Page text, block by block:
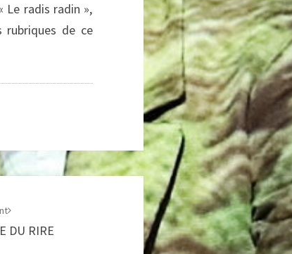
Le radis radin »,
rubriques de ce
DU RIRE